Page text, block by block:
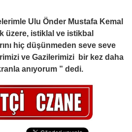
Ulu Önder Mustafa Kemal
üzere, istiklal ve istikbal
hiç düşünmeden seve seve
ve Gazilerimizi bir kez daha
anıyorum ” dedi.